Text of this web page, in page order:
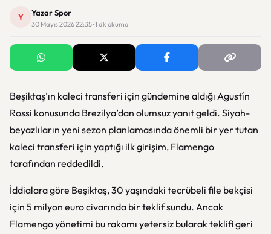
Y Yazar Spor
30 Mayıs 2026 22:35 · 1 dk okuma
Beşiktaş’ın kaleci transferi için gündemine aldığı Agustín
Rossi konusunda Brezilya’dan olumsuz yanıt geldi. Siyah-
beyazlıların yeni sezon planlamasında önemli bir yer tutan
kaleci transferi için yaptığı ilk girişim, Flamengo
tarafından reddedildi.
İddialara göre Beşiktaş, 30 yaşındaki tecrübeli file bekçisi
için 5 milyon euro civarında bir teklif sundu. Ancak
Flamengo yönetimi bu rakamı yetersiz bularak teklifi geri